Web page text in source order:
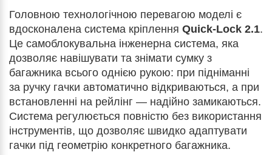
Головною технологічною перевагою моделі є
вдосконалена система кріплення Quick-Lock 2.1.
Це самоблокувальна інженерна система, яка
дозволяє навішувати та знімати сумку з
багажника всього однією рукою: при підніманні
за ручку гачки автоматично відкриваються, а при
встановленні на рейлінг — надійно замикаються.
Система регулюється повністю без використання
інструментів, що дозволяє швидко адаптувати
гачки під геометрію конкретного багажника.